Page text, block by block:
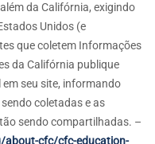
da Califórnia, exigindo
Unidos (e
que coletem Informações
da Califórnia publique
seu site, informando
coletadas e as
sendo compartilhadas. –
about-cfc/cfc-education-